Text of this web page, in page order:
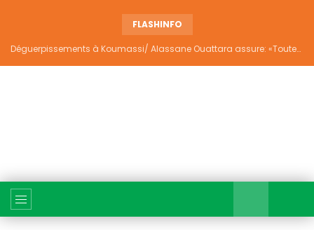
FLASHINFO
Déguerpissements à Koumassi/ Alassane Ouattara assure: «Toutes les responsabilités seront établies et elles donneront lieu aux sanctions prévues par la loi»